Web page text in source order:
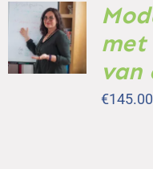
TOEVOEGEN
AAN
WINKELWAGEN
/
DETAILS
met
van
€145.00